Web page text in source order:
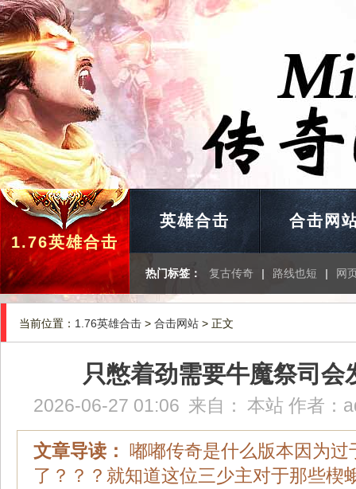
1.76英雄合击
英雄合击 合击网
热门标签： 复古传奇 | 路线也短 | 网
当前位置： 1.76英雄合击 > 合击网站 > 正文
只憋着劲需要牛魔祭司会
2026-06-27 01:06 来自： 本站 作者：
文章导读： 嘟嘟传奇是什么版本因为过
了？？？就知道这位三少主对于那些楔